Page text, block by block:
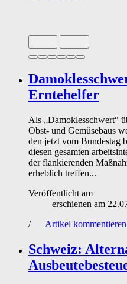
Slide 1 von 6 aktiv
Erntehelfer
Als „Damoklesschwert“
Obst- und Gemüsebaus
den jetzt vom Bundestag
diesen gesamten
der flankierenden
erheblich treffen...
Veröffentlicht am
erschienen am
/
Artikel kommentieren
Schweiz: